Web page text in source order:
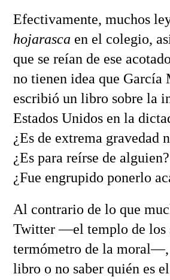
Efectivamente, muchos
hojarasca en el colegio,
que se reían de ese
no tienen idea que García
escribió un libro sobre la
Estados Unidos en la
¿Es de extrema gravedad
¿Es para reírse de
¿Fue engrupido ponerlo
Al contrario de lo que
Twitter —el templo de los
termómetro de la moral—,
libro o no saber quién es